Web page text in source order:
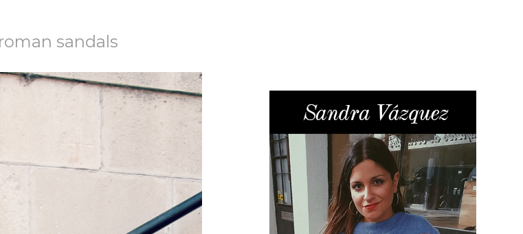
sandals